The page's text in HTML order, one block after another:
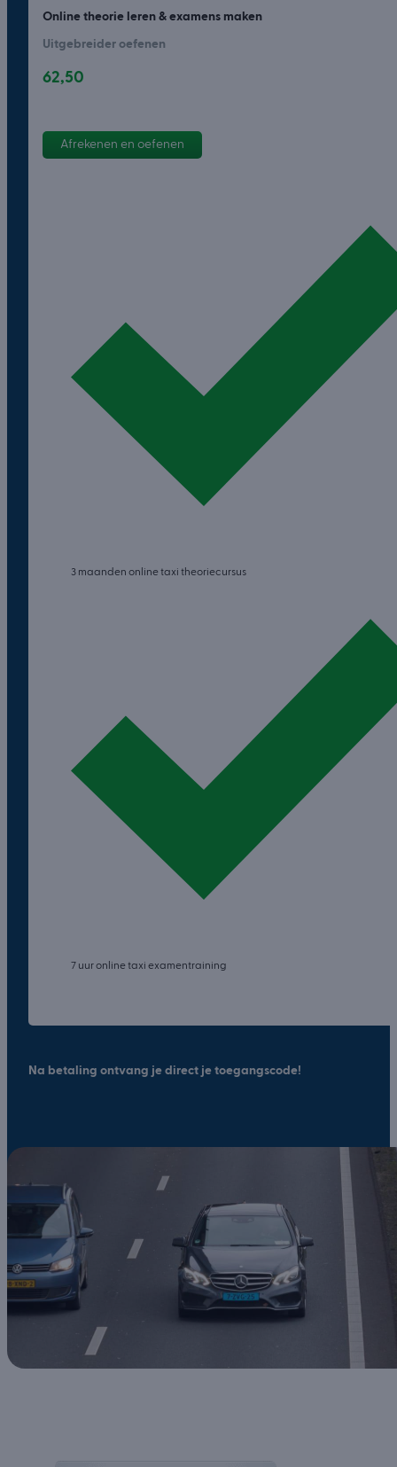
Online theorie leren & examens maken
Uitgebreider oefenen
62,50
Afrekenen en oefenen
3 maanden online taxi theoriecursus
7 uur online taxi examentraining
Na betaling ontvang je direct je toegangscode!